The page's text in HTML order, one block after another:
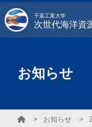
千葉工業大学
次世代海洋資
お知らせ
お知らせ